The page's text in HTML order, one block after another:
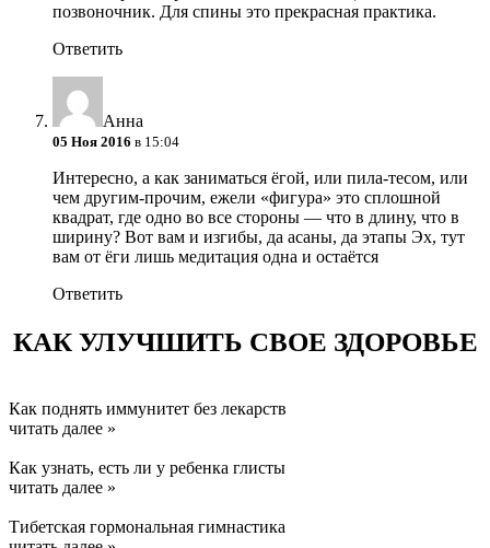
позвоночник. Для спины это прекрасная практика.
Ответить
Анна
05 Ноя 2016 в 15:04
Интересно, а как заниматься ёгой, или пила-тесом, или
чем другим-прочим, ежели «фигура» это сплошной
квадрат, где одно во все стороны — что в длину, что в
ширину? Вот вам и изгибы, да асаны, да этапы Эх, тут
вам от ёги лишь медитация одна и остаётся
Ответить
КАК УЛУЧШИТЬ СВОЕ ЗДОРОВЬЕ
Как поднять иммунитет без лекарств
читать далее »
Как узнать, есть ли у ребенка глисты
читать далее »
Тибетская гормональная гимнастика